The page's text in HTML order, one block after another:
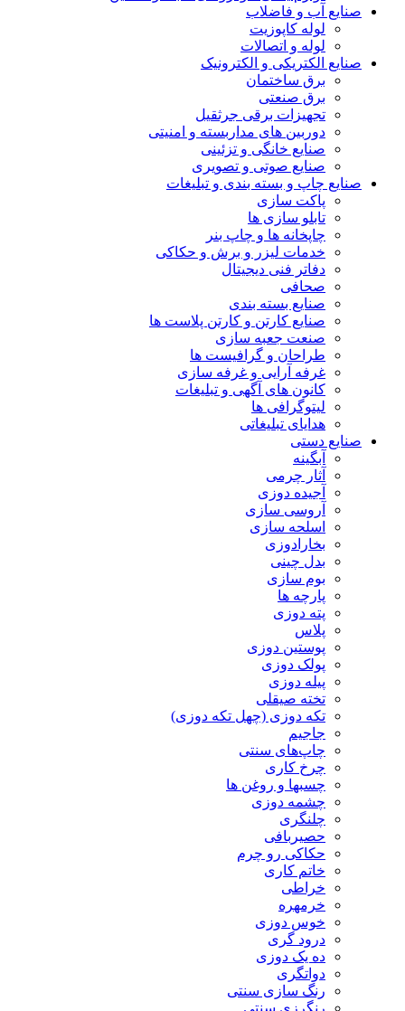
صنایع آب و فاضلاب
لوله کاپوزیت
لوله و اتصالات
صنایع الکتریکی و الکترونیک
برق ساختمان
برق صنعتی
تجهیزات برقی جرثقیل
دوربین های مداربسته و امنیتی
صنایع خانگی و تزئینی
صنایع صوتی و تصویری
صنایع چاپ و بسته بندی و تبلیغات
پاکت سازی
تابلو سازی ها
چاپخانه ها و چاپ بنر
خدمات لیزر و برش و حکاکی
دفاتر فنی دیجیتال
صحافی
صنایع بسته بندی
صنایع کارتن و کارتن پلاست ها
صنعت جعبه سازی
طراحان و گرافیست ها
غرفه آرایی و غرفه سازی
کانون های آگهی و تبلیغات
لیتوگرافی ها
هدایای تبلیغاتی
صنایع دستی
آبگینه
آثار چرمی
آجیده دوزی
آروسی سازی
اسلحه سازی
بخارادوزی
بدل چینی
بوم سازی
پارچه ها
پته دوزی
پلاس
پوستین دوزی
پولک دوزی
پیله دوزی
تخته صیقلی
تکه دوزی (چهل تکه دوزی)
جاجیم
چاپ‌های سنتی
چرخ کاری
چسبها و روغن ها
چشمه دوزی
چلنگری
حصیربافی
حکاکی رو چرم
خاتم کاری
خراطی
خرمهره
خوس دوزی
درود گری
ده یک دوزی
دواتگری
رنگ سازی سنتی